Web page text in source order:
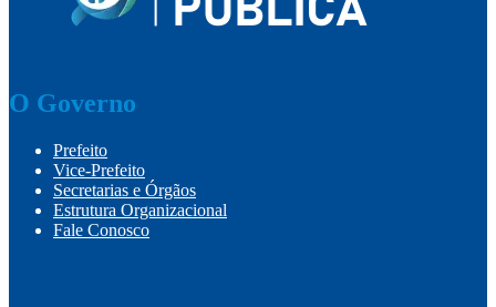
O Governo
Prefeito
Vice-Prefeito
Secretarias e Órgãos
Estrutura Organizacional
Fale Conosco